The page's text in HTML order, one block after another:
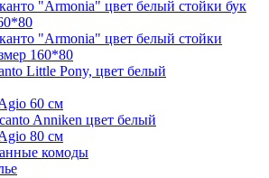
"Armonia" цвет белый стойки бук
"Armonia" цвет белый стойки
160*80
Little Pony, цвет белый
60 см
Anniken цвет белый
80 см
комоды